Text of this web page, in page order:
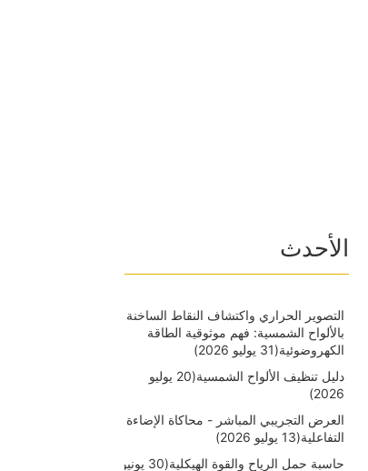
الأحدث
التصوير الحراري واكتشاف النقاط الساخنة
بالألواح الشمسية: فهم موثوقية الطاقة
الكهروضوئية(31 يوليو 2026)
دليل تنظيف الألواح الشمسية
(20 يوليو
2026)
العرض التجريبي المباشر - محاكاة الإضاءة
التفاعلية(13 يوليو 2026)
حاسبة حمل الرياح والقوة الهيكلية
(30 يونيو